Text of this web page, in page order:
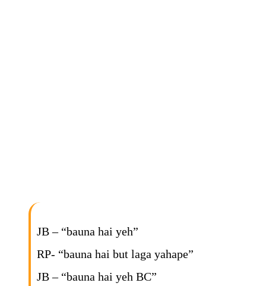
JB – “bauna hai yeh”
RP- “bauna hai but laga yahape”
JB – “bauna hai yeh BC”